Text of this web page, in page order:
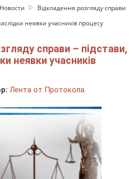
Новости
Відкладення розгляду справи
неявки учасників процесу
справи – підстави,
неявки учасників
Лента от Протокола